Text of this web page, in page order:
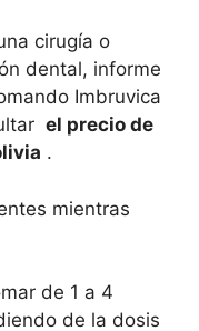
cirugía o
dental, informe
Imbruvica
el precio de
.
mientras
de 1 a 4
de la dosis